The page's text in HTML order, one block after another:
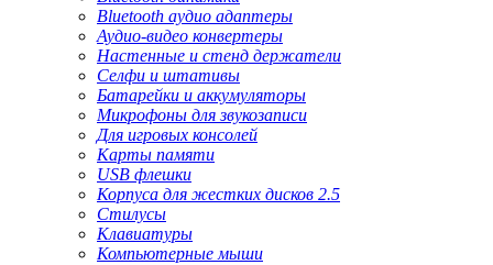
Bluetooth аудио адаптеры
Аудио-видео конвертеры
Настенные и стенд держатели
Селфи и штативы
Батарейки и аккумуляторы
Микрофоны для звукозаписи
Для игровых консолей
Карты памяти
USB флешки
Корпуса для жестких дисков 2.5
Стилусы
Клавиатуры
Компьютерные мыши